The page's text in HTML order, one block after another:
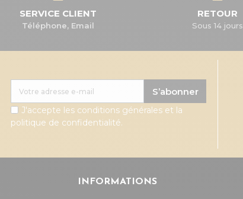
SERVICE CLIENT
Téléphone, Email
RETOUR
Sous 14 jours
S’abonner
J'accepte les conditions générales et la
politique de confidentialité.
INFORMATIONS